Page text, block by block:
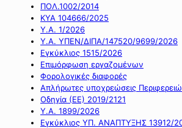
ΠΟΛ.1002/2014
ΚΥΑ 104666/2025
Υ.Α. 1/2026
Υ.Α. ΥΠΕΝ/ΔΙΠΑ/147520/9699/2026
Εγκύκλιος 1515/2026
Επιμόρφωση εργαζομένων
Φορολογικές διαφορές
Απλήρωτες υποχρεώσεις
Οδηγία (ΕΕ) 2019/2121
Υ.Α. 1899/2026
Εγκύκλιος ΥΠ. ΑΝΑΠΤΥΞΗΣ 13912/